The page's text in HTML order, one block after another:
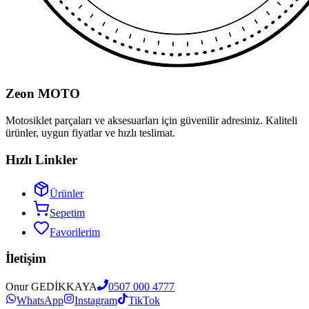
Zeon MOTO
Motosiklet parçaları ve aksesuarları için güvenilir adresiniz. Kaliteli
ürünler, uygun fiyatlar ve hızlı teslimat.
Hızlı Linkler
Ürünler
Sepetim
Favorilerim
İletişim
Onur GEDİKKAYA
0507 000 4777
WhatsApp
Instagram
TikTok